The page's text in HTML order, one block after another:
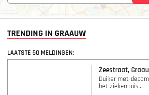
TRENDING IN GRAAUW
LAATSTE 50 MELDINGEN:
Zeestraat,
Duiker met
het ziekenhuis...